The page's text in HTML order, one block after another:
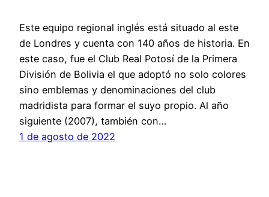
Este equipo regional inglés está situado al este
de Londres y cuenta con 140 años de historia. En
este caso, fue el Club Real Potosí de la Primera
División de Bolivia el que adoptó no solo colores
sino emblemas y denominaciones del club
madridista para formar el suyo propio. Al año
siguiente (2007), también con…
1 de agosto de 2022